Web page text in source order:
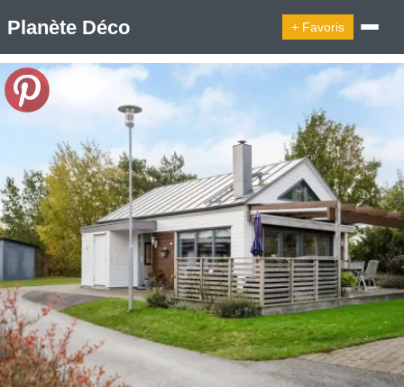
Planète Déco + Favoris
🔍︎ Rechercher
🛍︎ Shop Planète Déco
Appartement Design Cabanes
Decoration Noël
Design Suédois En Quelques Photos
Idées Déco En 10 Photos
La Semaine Décoration Et Design
Maison En Ville
Méli-Mélo Suédois
Publi Reportage
Tendance
Interieurs Scandinaves
La Décoration Selon Votre Signe Astrologique
Les Trouvailles Déco Du Jour
Loft
Maison Appartement Écologique
Maison Container/container House
Maison D'hôtes